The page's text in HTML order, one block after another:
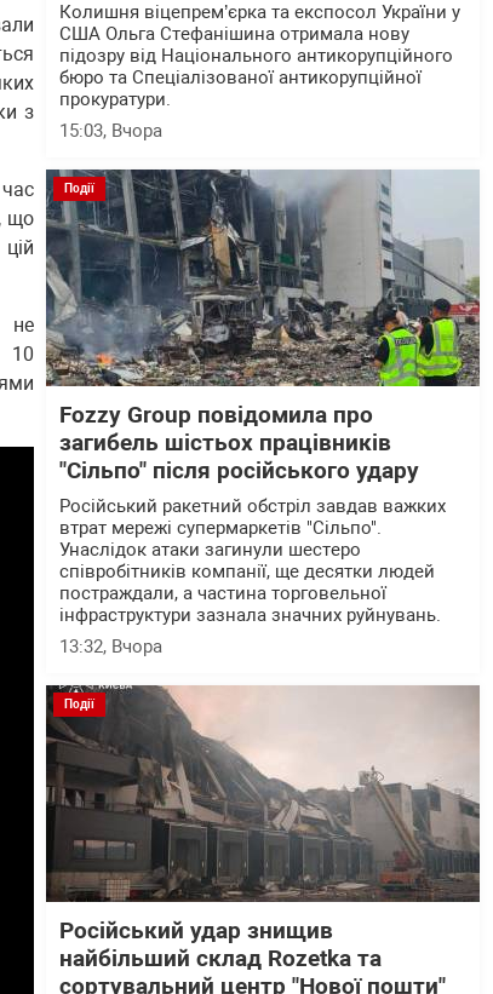
з
що
не
10
Колишня віцепрем’єрка та експосол України у
США Ольга Стефанішина отримала нову
підозру від Національного антикорупційного
бюро та Спеціалізованої антикорупційної
прокуратури.
15:03, Вчора
Події
Fozzy Group повідомила про
загибель шістьох працівників
"Сільпо" після російського удару
Російський ракетний обстріл завдав важких
втрат мережі супермаркетів "Сільпо".
Унаслідок атаки загинули шестеро
співробітників компанії, ще десятки людей
постраждали, а частина торговельної
інфраструктури зазнала значних руйнувань.
13:32, Вчора
Події
Російський удар знищив
найбільший склад Rozetka та
сортувальний центр "Нової пошти"